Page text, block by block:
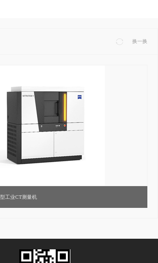
换一换
工业CT测量机